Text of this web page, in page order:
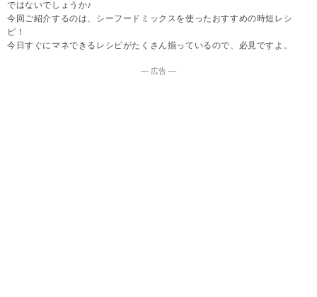
ではないでしょうか♪
今回ご紹介するのは、シーフードミックスを使ったおすすめの時短レシ
ピ！
今日すぐにマネできるレシピがたくさん揃っているので、必見ですよ。
― 広告 ―